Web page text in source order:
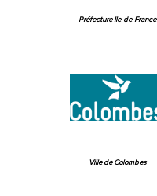
Préfecture Ile-de-France
Ville de Colombes